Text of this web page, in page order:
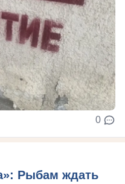
0
Рыбам ждать